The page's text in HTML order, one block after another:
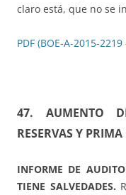
claro está, que no se
PDF (BOE-A-2015-
47. AUMENTO
RESERVAS Y
INFORME DE
TIENE SALVEDADES.